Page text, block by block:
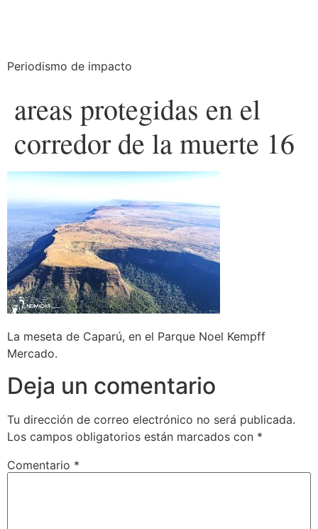
Periodismo de impacto
areas protegidas en el
corredor de la muerte 16
La meseta de Caparú, en el Parque Noel Kempff
Mercado.
Deja un comentario
Tu dirección de correo electrónico no será publicada.
Los campos obligatorios están marcados con *
Comentario *